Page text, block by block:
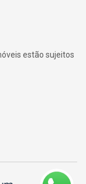
estão sujeitos